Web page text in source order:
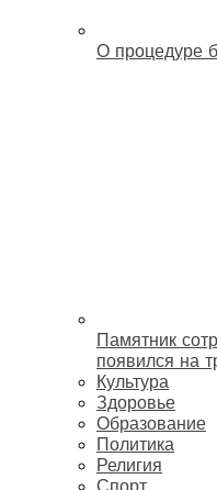
О процедуре
Памятник
появился на
Культура
Здоровье
Образование
Политика
Религия